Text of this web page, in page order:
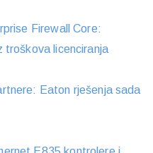
Firewall Core:
troškova licenciranja
Eaton rješenja sada